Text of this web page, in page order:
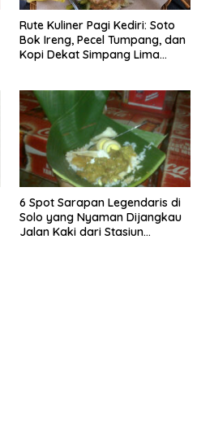
Rute Kuliner Pagi Kediri: Soto
Bok Ireng, Pecel Tumpang, dan
Kopi Dekat Simpang Lima
6 Spot Sarapan Legendaris di
Solo yang Nyaman Dijangkau
Jalan Kaki dari Stasiun